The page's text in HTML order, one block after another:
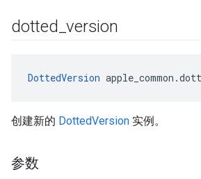
dotted _version
DottedVersion
创建新的 DottedVersion 实例。
参数